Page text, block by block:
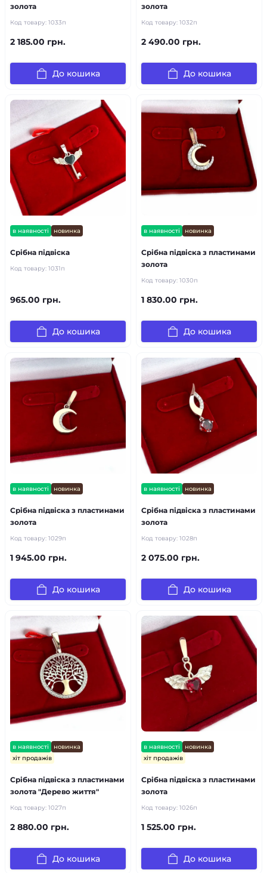
золота
Код товару: 1033п
2 185.00 грн.
До кошика
золота
Код товару: 1032п
2 490.00 грн.
До кошика
в наявності новинка
Срібна підвіска
Код товару: 1031п
965.00 грн.
До кошика
в наявності новинка
Срібна підвіска з пластинами
золота
Код товару: 1030п
1 830.00 грн.
До кошика
в наявності новинка
Срібна підвіска з пластинами
золота
Код товару: 1029п
1 945.00 грн.
До кошика
в наявності новинка
Срібна підвіска з пластинами
золота
Код товару: 1028п
2 075.00 грн.
До кошика
в наявності
новинка
хіт продажів
Срібна підвіска з пластинами
золота "Дерево життя"
Код товару: 1027п
2 880.00 грн.
До кошика
в наявності
новинка
хіт продажів
Срібна підвіска з пластинами
золота
Код товару: 1026п
1 525.00 грн.
До кошика